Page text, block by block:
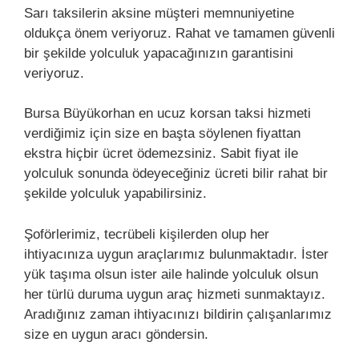
Sarı taksilerin aksine müşteri memnuniyetine
oldukça önem veriyoruz. Rahat ve tamamen güvenli
bir şekilde yolculuk yapacağınızın garantisini
veriyoruz.
Bursa Büyükorhan en ucuz korsan taksi hizmeti
verdiğimiz için size en başta söylenen fiyattan
ekstra hiçbir ücret ödemezsiniz. Sabit fiyat ile
yolculuk sonunda ödeyeceğiniz ücreti bilir rahat bir
şekilde yolculuk yapabilirsiniz.
Şoförlerimiz, tecrübeli kişilerden olup her
ihtiyacınıza uygun araçlarımız bulunmaktadır. İster
yük taşıma olsun ister aile halinde yolculuk olsun
her türlü duruma uygun araç hizmeti sunmaktayız.
Aradığınız zaman ihtiyacınızı bildirin çalışanlarımız
size en uygun aracı göndersin.